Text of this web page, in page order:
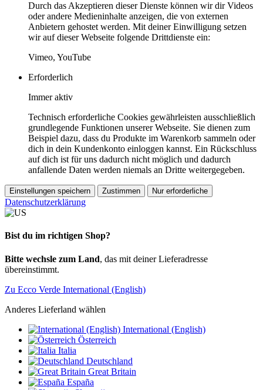
Durch das Akzeptieren dieser Dienste können wir dir Videos
oder andere Medieninhalte anzeigen, die von externen
Anbietern gehostet werden. Mit deiner Einwilligung setzen
wir auf dieser Webseite folgende Drittdienste ein:
Vimeo, YouTube
Erforderlich
Immer aktiv
Technisch erforderliche Cookies gewährleisten ausschließlich
grundlegende Funktionen unserer Webseite. Sie dienen zum
Beispiel dazu, dass du Produkte im Warenkorb sammeln oder
dich in dein Kundenkonto einloggen kannst. Ein Rückschluss
auf dich ist für uns dadurch nicht möglich und dadurch
anfallende Daten werden niemals an Dritte weitergegeben.
Einstellungen speichern Zustimmen Nur erforderliche
Datenschutzerklärung
Bist du im richtigen Shop?
Bitte wechsle zum Land, das mit deiner Lieferadresse
übereinstimmt.
Zu Ecco Verde International (English)
Anderes Lieferland wählen
International (English)
Österreich
Italia
Deutschland
Great Britain
España